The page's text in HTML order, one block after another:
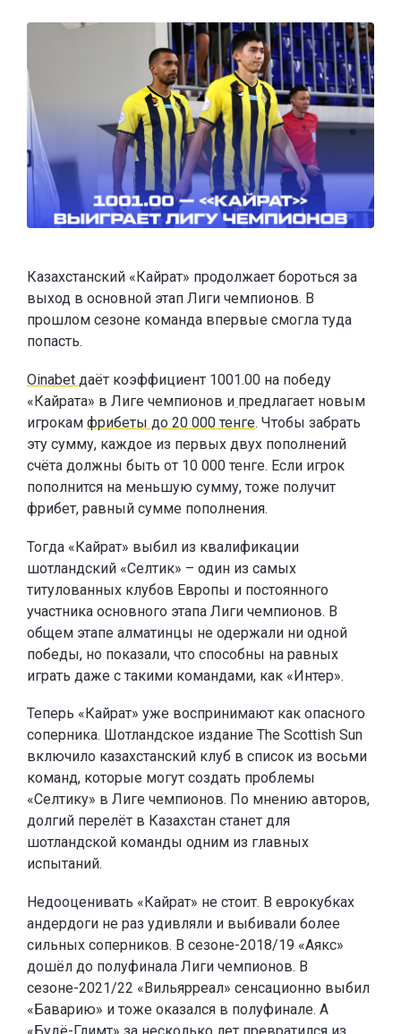
Казахстанский «Кайрат» продолжает бороться за
выход в основной этап Лиги чемпионов. В
прошлом сезоне команда впервые смогла туда
попасть.
Oinabet даёт коэффициент 1001.00 на победу
«Кайрата» в Лиге чемпионов и предлагает новым
игрокам фрибеты до 20 000 тенге. Чтобы забрать
эту сумму, каждое из первых двух пополнений
счёта должны быть от 10 000 тенге. Если игрок
пополнится на меньшую сумму, тоже получит
фрибет, равный сумме пополнения.
Тогда «Кайрат» выбил из квалификации
шотландский «Селтик» – один из самых
титулованных клубов Европы и постоянного
участника основного этапа Лиги чемпионов. В
общем этапе алматинцы не одержали ни одной
победы, но показали, что способны на равных
играть даже с такими командами, как «Интер».
Теперь «Кайрат» уже воспринимают как опасного
соперника. Шотландское издание The Scottish Sun
включило казахстанский клуб в список из восьми
команд, которые могут создать проблемы
«Селтику» в Лиге чемпионов. По мнению авторов,
долгий перелёт в Казахстан станет для
шотландской команды одним из главных
испытаний.
Недооценивать «Кайрат» не стоит. В еврокубках
андердоги не раз удивляли и выбивали более
сильных соперников. В сезоне-2018/19 «Аякс»
дошёл до полуфинала Лиги чемпионов. В
сезоне-2021/22 «Вильярреал» сенсационно выбил
«Баварию» и тоже оказался в полуфинале. А